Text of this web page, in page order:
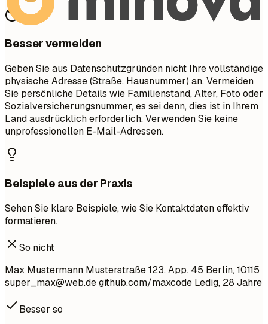
Besser vermeiden
Geben Sie aus Datenschutzgründen nicht Ihre vollständige
physische Adresse (Straße, Hausnummer) an. Vermeiden
Sie persönliche Details wie Familienstand, Alter, Foto oder
Sozialversicherungsnummer, es sei denn, dies ist in Ihrem
Land ausdrücklich erforderlich. Verwenden Sie keine
unprofessionellen E-Mail-Adressen.
Beispiele aus der Praxis
Sehen Sie klare Beispiele, wie Sie Kontaktdaten effektiv
formatieren.
So nicht
Max Mustermann Musterstraße 123, App. 45 Berlin, 10115
super_max@web.degithub.com/maxcode Ledig, 28 Jahre
Besser so